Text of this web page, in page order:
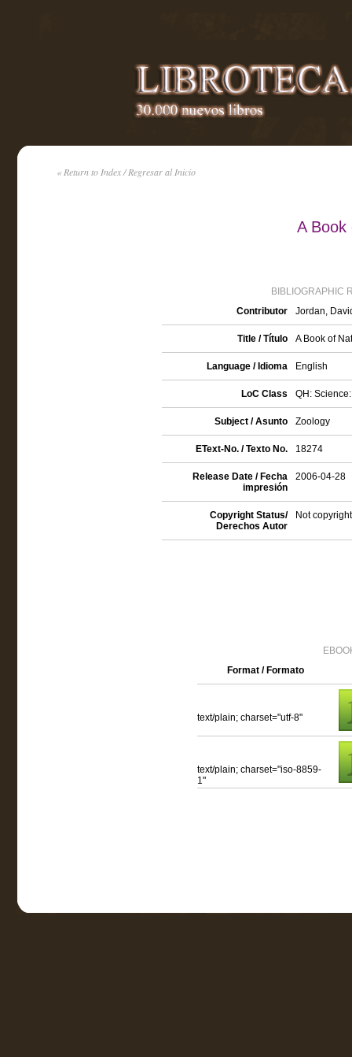
« Return to Index / Regresar al Inicio
A Book
BIBLIOGRAPHIC
Contributor
Jordan,
Title / Título A Book of
Language / Idioma English
LoC Class QH:
Subject / Asunto Zoology
EText-No. / Texto No. 18274
Release Date / Fecha
impresión
2006-04-28
Copyright Status/
Derechos Autor
Not
Format / Formato
text/plain; charset="utf-8"
text/plain; charset="iso-8859-
1"